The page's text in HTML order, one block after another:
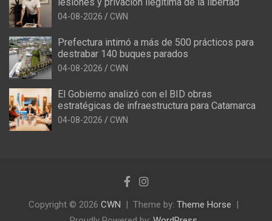
lesiones y privación ilegítima de la libertad
04-08-2026 CWN
Prefectura intimó a más de 500 prácticos para
destrabar 140 buques parados
04-08-2026 CWN
El Gobierno analizó con el BID obras
estratégicas de infraestructura para Catamarca
04-08-2026 CWN
Copyright © 2026 CWN Theme by: Theme Horse